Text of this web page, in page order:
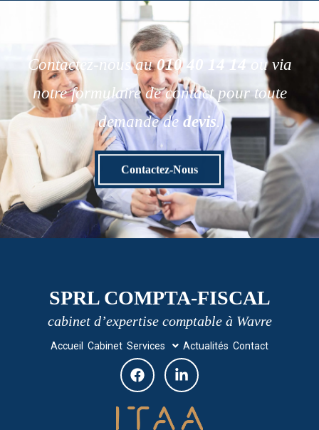
Contactez-nous au010 40 14 14
ou via
notre formulaire de contact pour toute
demande de devis.
Contactez-Nous
SPRL COMPTA-FISCAL
cabinet d’expertise comptable à Wavre
Accueil Cabinet Services Actualités Contact